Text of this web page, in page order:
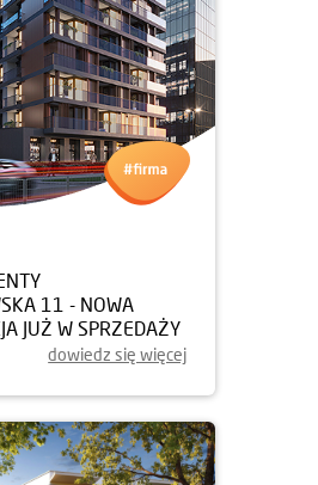
11 - NOWA
JUŻ W SPRZEDAŻY
dowiedz się więcej